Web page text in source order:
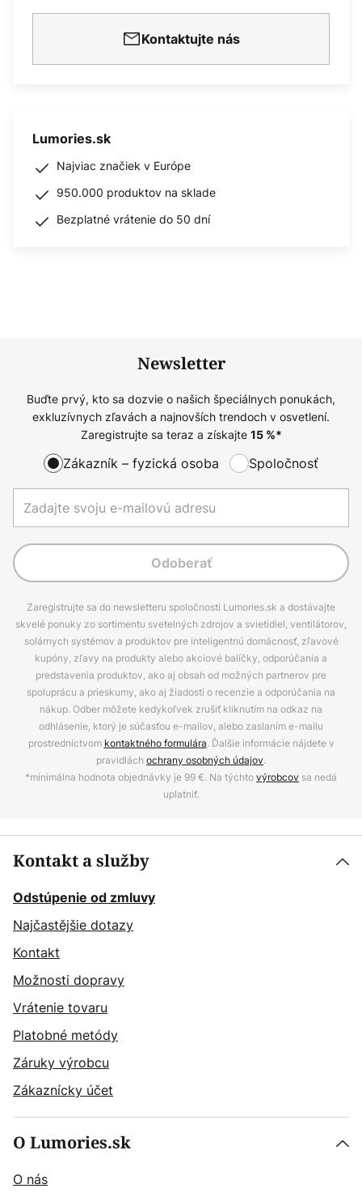
Kontaktujte nás
Lumories.sk
Najviac značiek v Európe
950.000 produktov na sklade
Bezplatné vrátenie do 50 dní
Newsletter
Buďte prvý, kto sa dozvie o našich špeciálnych ponukách,
exkluzívnych zľavách a najnovších trendoch v osvetlení.
Zaregistrujte sa teraz a získajte 15%*
Zákazník – fyzická osoba Spoločnosť
Odoberať
Zaregistrujte sa do newsletteru spoločnosti Lumories.sk a dostávajte
skvelé ponuky zo sortimentu svetelných zdrojov a svietidiel, ventilátorov,
solárnych systémov a produktov pre inteligentnú domácnosť, zľavové
kupóny, zľavy na produkty alebo akciové balíčky, odporúčania a
predstavenia produktov, ako aj obsah od možných partnerov pre
spoluprácu a prieskumy, ako aj žiadosti o recenzie a odporúčania na
nákup. Odber môžete kedykoľvek zrušiť kliknutím na odkaz na
odhlásenie, ktorý je súčasťou e-mailov, alebo zaslaním e-mailu
prostredníctvom kontaktného formulára. Ďalšie informácie nájdete v
pravidlách ochrany osobných údajov.
*minimálna hodnota objednávky je 99 €. Na týchtovýrobcov sa nedá
uplatniť.
Kontakt a služby
Odstúpenie od zmluvy
Najčastějšie dotazy
Kontakt
Možnosti dopravy
Vrátenie tovaru
Platobné metódy
Záruky výrobcu
Zákaznícky účet
O Lumories.sk
O nás